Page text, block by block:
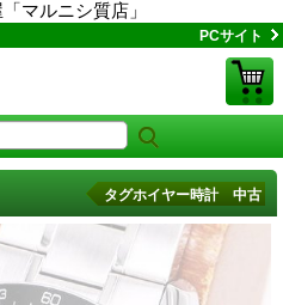
マルニシ質店」
PCサイト
タグホイヤー時計 中古